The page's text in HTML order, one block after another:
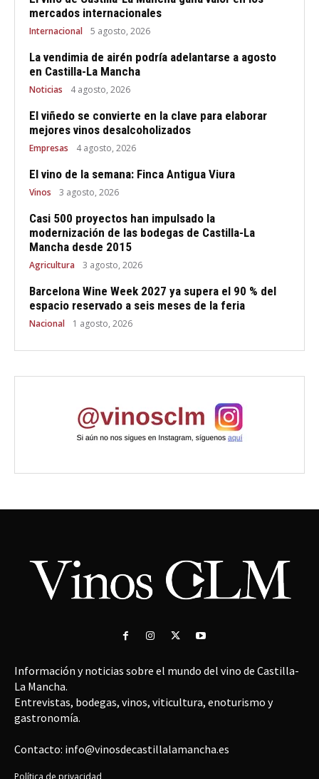
mercados internacionales
Internacional 5 agosto, 2026
La vendimia de airén podría adelantarse a agosto
en Castilla-La Mancha
Noticias 4 agosto, 2026
El viñedo se convierte en la clave para elaborar
mejores vinos desalcoholizados
Empresas 4 agosto, 2026
El vino de la semana: Finca Antigua Viura
Vinos 3 agosto, 2026
Casi 500 proyectos han impulsado la
modernización de las bodegas de Castilla-La
Mancha desde 2015
Agricultura 3 agosto, 2026
Barcelona Wine Week 2027 ya supera el 90 % del
espacio reservado a seis meses de la feria
Nacional 1 agosto, 2026
Información y noticias sobre el mundo del vino de Castilla-
La Mancha.
Entrevistas, bodegas, vinos, viticultura, enoturismo y
gastronomía.
Contacto: info@vinosdecastillalamancha.es